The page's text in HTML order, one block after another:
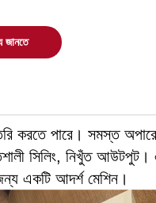
জানতে
করতে পারে। সমস্ত
সিলিং, নিখুঁত
একটি আদর্শ মেশিন।